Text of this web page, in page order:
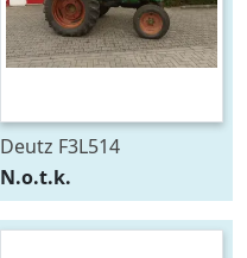
Deutz F3L514
N.o.t.k.